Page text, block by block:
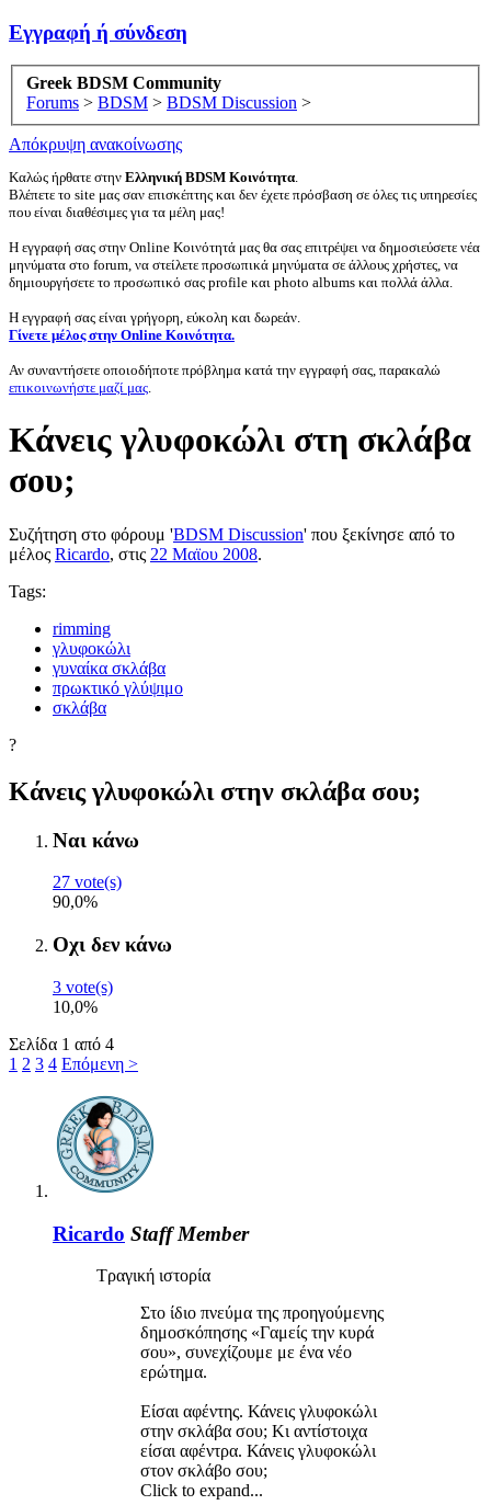
Εγγραφή ή σύνδεση
Greek BDSM Community
Forums > BDSM > BDSM Discussion >
Απόκρυψη ανακοίνωσης
Καλώς ήρθατε στην Ελληνική BDSM Κοινότητα.
Βλέπετε το site μας σαν επισκέπτης και δεν έχετε πρόσβαση σε όλες τις υπηρεσίες
που είναι διαθέσιμες για τα μέλη μας!
Η εγγραφή σας στην Online Κοινότητά μας θα σας επιτρέψει να δημοσιεύσετε νέα
μηνύματα στο forum, να στείλετε προσωπικά μηνύματα σε άλλους χρήστες, να
δημιουργήσετε το προσωπικό σας profile και photo albums και πολλά άλλα.
Η εγγραφή σας είναι γρήγορη, εύκολη και δωρεάν.
Γίνετε μέλος στην Online Κοινότητα.
Αν συναντήσετε οποιοδήποτε πρόβλημα κατά την εγγραφή σας, παρακαλώ
επικοινωνήστε μαζί μας.
Κάνεις γλυφοκώλι στη σκλάβα
σου;
Συζήτηση στο φόρουμ 'BDSM Discussion' που ξεκίνησε από το
μέλος Ricardo, στις 22 Μαϊου 2008.
Tags:
rimming
γλυφοκώλι
γυναίκα σκλάβα
πρωκτικό γλύψιμο
σκλάβα
?
Κάνεις γλυφοκώλι στην σκλάβα σου;
Ναι κάνω
27 vote(s)
90,0%
Οχι δεν κάνω
3 vote(s)
10,0%
Σελίδα 1 από 4
1 2 3 4 Επόμενη >
Ricardo Staff Member
Τραγική ιστορία
Στο ίδιο πνεύμα της προηγούμενης
δημοσκόπησης «Γαμείς την κυρά
σου», συνεχίζουμε με ένα νέο
ερώτημα.
Είσαι αφέντης. Κάνεις γλυφοκώλι
στην σκλάβα σου; Κι αντίστοιχα
είσαι αφέντρα. Κάνεις γλυφοκώλι
στον σκλάβο σου;
Click to expand...